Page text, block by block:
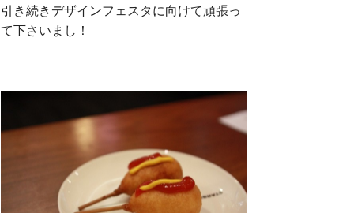
引き続きデザインフェスタに向けて頑張っ
て下さいまし！